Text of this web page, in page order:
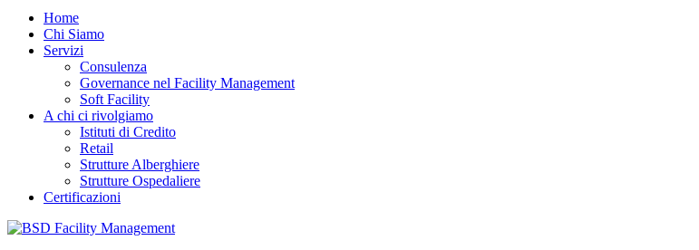
Home
Chi Siamo
Servizi
Consulenza
Governance nel Facility Management
Soft Facility
A chi ci rivolgiamo
Istituti di Credito
Retail
Strutture Alberghiere
Strutture Ospedaliere
Certificazioni